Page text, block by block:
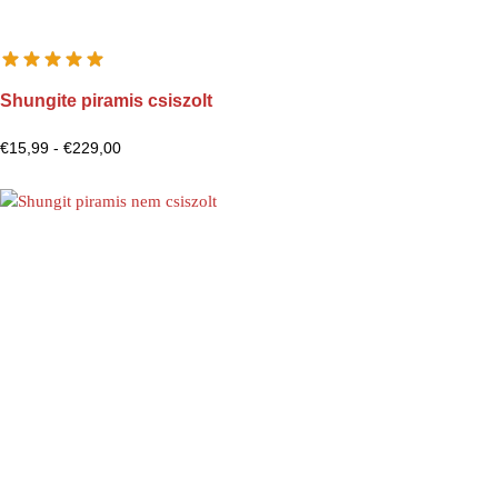
Shungite piramis csiszolt
€15,99 - €229,00